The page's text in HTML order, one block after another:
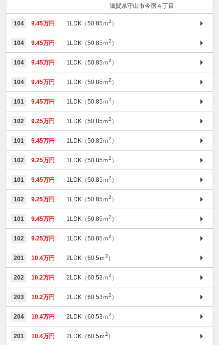
滋賀県守山市今宿４丁目
104 9.45万円 1LDK（50.85ｍ2 ）
104 9.45万円 1LDK（50.85ｍ2 ）
104 9.45万円 1LDK（50.85ｍ2 ）
104 9.45万円 1LDK（50.85ｍ2 ）
101 9.45万円 1LDK（50.85ｍ2 ）
102 9.25万円 1LDK（50.85ｍ2 ）
101 9.45万円 1LDK（50.85ｍ2 ）
102 9.25万円 1LDK（50.85ｍ2 ）
101 9.45万円 1LDK（50.85ｍ2 ）
102 9.25万円 1LDK（50.85ｍ2 ）
101 9.45万円 1LDK（50.85ｍ2 ）
102 9.25万円 1LDK（50.85ｍ2 ）
201 10.4万円 2LDK（60.5ｍ2 ）
202 10.2万円 2LDK（60.53ｍ2 ）
203 10.2万円 2LDK（60.53ｍ2 ）
204 10.4万円 2LDK（60.53ｍ2 ）
201 10.4万円 2LDK（60.5ｍ2 ）